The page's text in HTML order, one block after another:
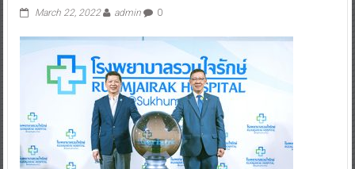
March 22, 2022 admin 0